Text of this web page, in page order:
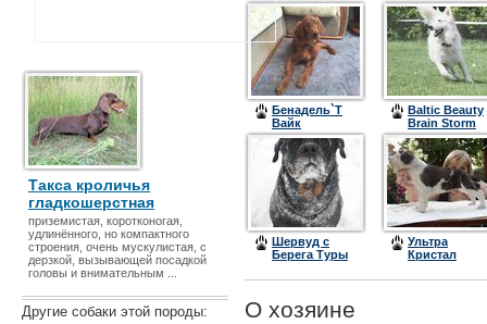
Такса кроличья
гладкошерстная
приземистая, коротконогая,
удлинённого, но компактного
строения, очень мускулистая, с
дерзкой, вызывающей посадкой
головы и внимательным ...
Другие собаки этой породы:
Бенадель`Т
Вайк
Baltic Beauty
Brain Storm
Шервуд с
Берега Туры
Ультра
Кристал
(Барон)
О хозяине